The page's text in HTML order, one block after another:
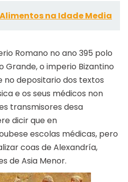
Alimentos na Idade Media
Romano no ano 395 polo
Grande, o imperio Bizantino
depositario dos textos
e os seus médicos non
transmisores desa
dicir que en
escolas médicas, pero
coas de Alexandría,
de Asia Menor.